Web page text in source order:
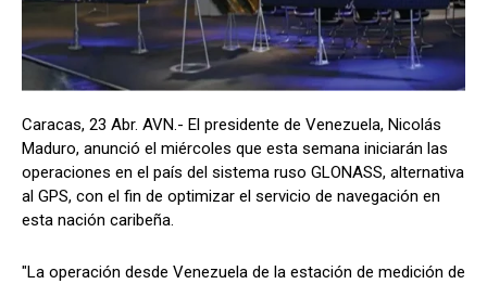
Caracas, 23 Abr. AVN.- El presidente de Venezuela, Nicolás
Maduro, anunció el miércoles que esta semana iniciarán las
operaciones en el país del sistema ruso GLONASS, alternativa
al GPS, con el fin de optimizar el servicio de navegación en
esta nación caribeña.
"La operación desde Venezuela de la estación de medición de